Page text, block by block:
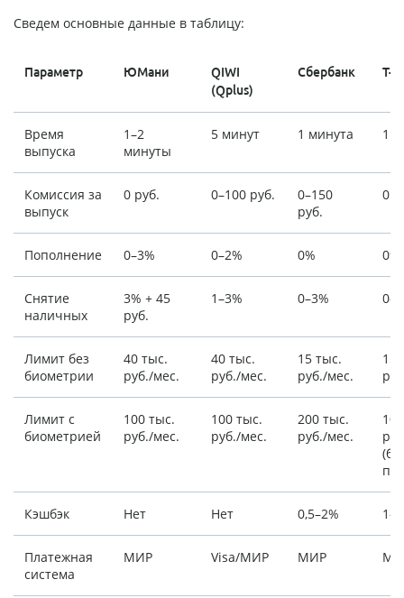
Сведем основные данные в таблицу:
Параметр ЮМани
QIWI
(Qplus)
Сбербанк Т-
Время
выпуска
1–2
минуты
5 минут 1 минута 1
Комиссия за
выпуск
0 руб. 0–100 руб.
0–150
руб.
0
Пополнение 0–3% 0–2% 0% 0%
Снятие
наличных
3% + 45
руб.
1–3% 0–3%
Лимит без
биометрии
40 тыс.
руб./мес.
40 тыс.
руб./мес.
15 тыс.
руб./мес.
15
Лимит с
биометрией
100 тыс.
руб./мес.
100 тыс.
руб./мес.
200 тыс.
руб./мес.
Кэшбэк Нет Нет 0,5–2%
Платежная
система
МИР Visa/МИР МИР